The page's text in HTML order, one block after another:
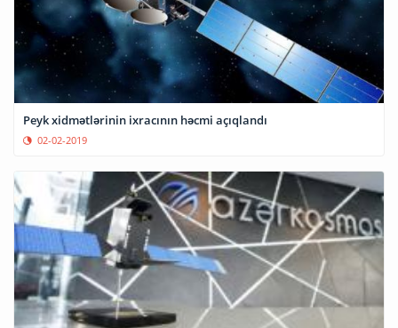
Peyk xidmətlərinin ixracının həcmi açıqlandı
02-02-2019